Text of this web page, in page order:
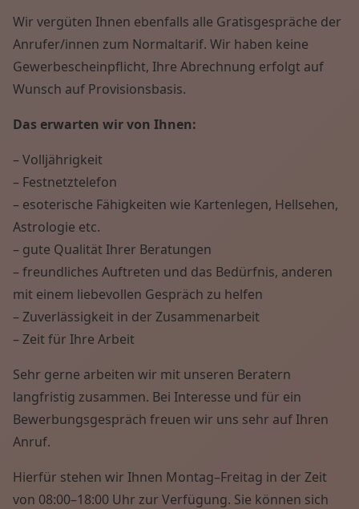
Wir vergüten Ihnen ebenfalls alle Gratisgespräche der
Anrufer/innen zum Normaltarif. Wir haben keine
Gewerbescheinpflicht, Ihre Abrechnung erfolgt auf
Wunsch auf Provisionsbasis.
Das erwarten wir von Ihnen:
– Volljährigkeit
– Festnetztelefon
– esoterische Fähigkeiten wie Kartenlegen, Hellsehen,
Astrologie etc.
– gute Qualität Ihrer Beratungen
– freundliches Auftreten und das Bedürfnis, anderen
mit einem liebevollen Gespräch zu helfen
– Zuverlässigkeit in der Zusammenarbeit
– Zeit für Ihre Arbeit
Sehr gerne arbeiten wir mit unseren Beratern
langfristig zusammen. Bei Interesse und für ein
Bewerbungsgespräch freuen wir uns sehr auf Ihren
Anruf.
Hierfür stehen wir Ihnen Montag–Freitag in der Zeit
von 08:00–18:00 Uhr zur Verfügung. Sie können sich